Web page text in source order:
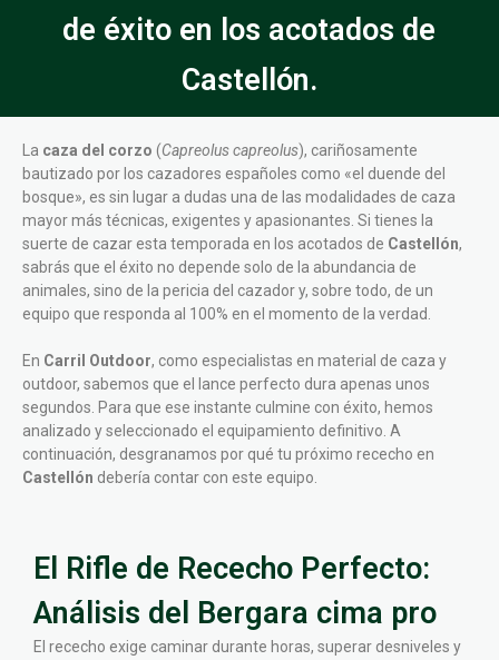
de éxito en los acotados de
Castellón.
La caza del corzo (Capreolus capreolus), cariñosamente
bautizado por los cazadores españoles como «el duende del
bosque», es sin lugar a dudas una de las modalidades de caza
mayor más técnicas, exigentes y apasionantes. Si tienes la
suerte de cazar esta temporada en los acotados de Castellón,
sabrás que el éxito no depende solo de la abundancia de
animales, sino de la pericia del cazador y, sobre todo, de un
equipo que responda al 100% en el momento de la verdad.
En Carril Outdoor, como especialistas en material de caza y
outdoor, sabemos que el lance perfecto dura apenas unos
segundos. Para que ese instante culmine con éxito, hemos
analizado y seleccionado el equipamiento definitivo. A
continuación, desgranamos por qué tu próximo rececho en
Castellón debería contar con este equipo.
El Rifle de Rececho Perfecto:
Análisis del Bergara cima pro
El rececho exige caminar durante horas, superar desniveles y